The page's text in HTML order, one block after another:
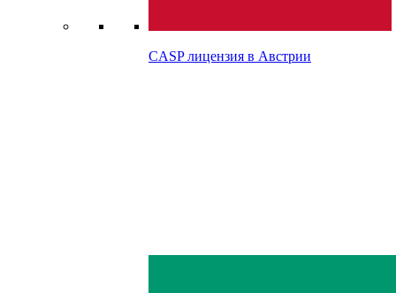
CASP лицензия в Австрии